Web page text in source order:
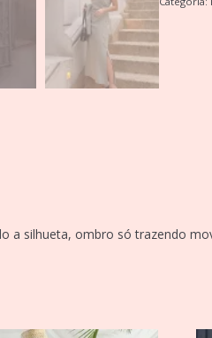
a silhueta, ombro só trazendo